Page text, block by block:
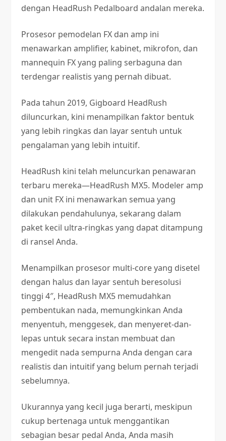
dengan HeadRush Pedalboard andalan mereka.
Prosesor pemodelan FX dan amp ini
menawarkan amplifier, kabinet, mikrofon, dan
mannequin FX yang paling serbaguna dan
terdengar realistis yang pernah dibuat.
Pada tahun 2019, Gigboard HeadRush
diluncurkan, kini menampilkan faktor bentuk
yang lebih ringkas dan layar sentuh untuk
pengalaman yang lebih intuitif.
HeadRush kini telah meluncurkan penawaran
terbaru mereka—HeadRush MX5. Modeler amp
dan unit FX ini menawarkan semua yang
dilakukan pendahulunya, sekarang dalam
paket kecil ultra-ringkas yang dapat ditampung
di ransel Anda.
Menampilkan prosesor multi-core yang disetel
dengan halus dan layar sentuh beresolusi
tinggi 4″, HeadRush MX5 memudahkan
pembentukan nada, memungkinkan Anda
menyentuh, menggesek, dan menyeret-dan-
lepas untuk secara instan membuat dan
mengedit nada sempurna Anda dengan cara
realistis dan intuitif yang belum pernah terjadi
sebelumnya.
Ukurannya yang kecil juga berarti, meskipun
cukup bertenaga untuk menggantikan
sebagian besar pedal Anda, Anda masih